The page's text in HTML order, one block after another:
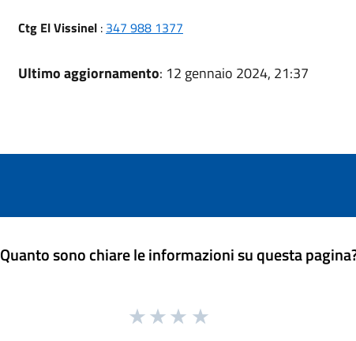
Ctg El Vissinel: 347 988 1377
Ultimo aggiornamento: 12 gennaio 2024, 21:37
Quanto sono chiare le informazioni su questa